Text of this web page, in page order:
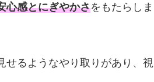
心感とにぎやかさをもたらしま
せるようなやり取りがあり、視